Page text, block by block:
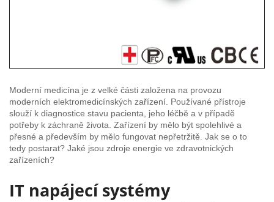
Moderní medicína je z velké části založena na provozu
moderních elektromedicínských zařízení. Používané přístroje
slouží k diagnostice stavu pacienta, jeho léčbě a v případě
potřeby k záchraně života. Zařízení by mělo být spolehlivé a
přesné a především by mělo fungovat nepřetržitě. Jak se o to
tedy postarat? Jaké jsou zdroje energie ve zdravotnických
zařízeních?
IT napájecí systémy